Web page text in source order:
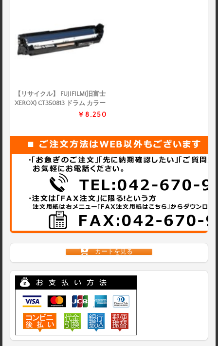
【リサイクル】 FUJIFILM(旧富士
XEROX) CT350813 ドラム カラー
￥8,250
カートを見る